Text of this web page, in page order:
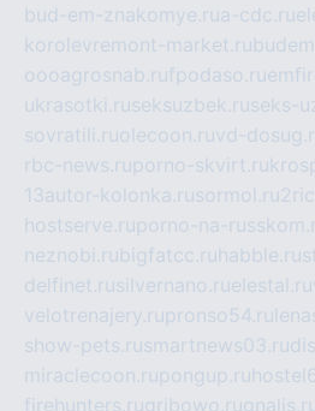
bud-em-znakomye.rua-cdc.ru
korolevremont-market.ru
oooagrosnab.rufpodaso.ru
ukrasotki.ruseksuzbek.ruseks-
sovratili.ruolecoon.ruvd-
rbc-news.ruporno-skvirt.ru
13autor-kolonka.rusormol.ru
hostserve.ruporno-na-
neznobi.rubigfatcc.ru habble.ru
delfinet.rusilvernano.ruelestal.ru
velotrenajery.rupronso54.ru
show-pets.rusmartnews03.ru
miraclecoon.rupongup.ru
firehunters.rugribowo.ru